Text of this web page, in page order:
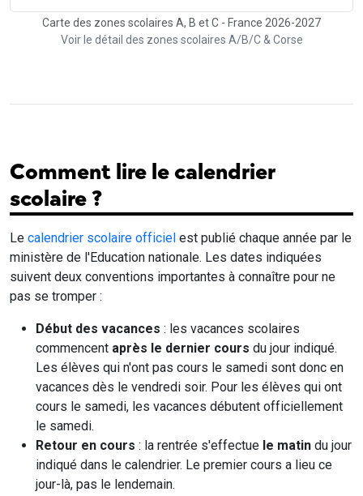
Carte des zones scolaires A, B et C - France 2026-2027
Voir le détail des zones scolaires A/B/C & Corse
Comment lire le calendrier
scolaire ?
Le calendrier scolaire officiel est publié chaque année par le
ministère de l'Education nationale. Les dates indiquées
suivent deux conventions importantes à connaître pour ne
pas se tromper :
Début des vacances : les vacances scolaires
commencent après le dernier cours du jour indiqué.
Les élèves qui n'ont pas cours le samedi sont donc en
vacances dès le vendredi soir. Pour les élèves qui ont
cours le samedi, les vacances débutent officiellement
le samedi.
Retour en cours : la rentrée s'effectue le matin du jour
indiqué dans le calendrier. Le premier cours a lieu ce
jour-là, pas le lendemain.